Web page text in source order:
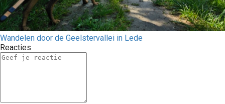
Wandelen door de Geelstervallei in Lede
Reacties